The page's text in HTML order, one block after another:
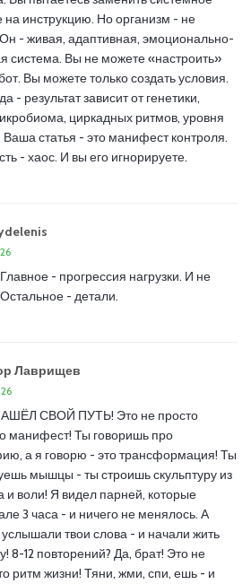
инструкцию. Но организм - не
- живая, адаптивная, эмоционально-
система. Вы не можете «настроить»
Вы можете только создать условия.
- результат зависит от генетики,
циркадных ритмов, уровня
Ваша статья - это манифест контроля.
- хаос. И вы его игнорируете.
- прогрессия нагрузки. И не
- детали.
Лаврищев
СВОЙ ПУТЬ! Это не просто
манифест! Ты говоришь про
а я говорю - это трансформация! Ты
мышцы - ты строишь скульптуру из
и воли! Я видел парней, которые
3 часа - и ничего не менялось. А
твои слова - и начали жить
8-12 повторений? Да, брат! Это не
ритм жизни! Тяни, жми, спи, ешь - и